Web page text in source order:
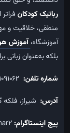
رباتیک کودکان
منطقی، خلاقیت و
آموزشگاه،آموزش
بلکه به‌عنوان
شماره تلفن:
آدرس: شیراز، فلکه
پیج اینستاگرام: